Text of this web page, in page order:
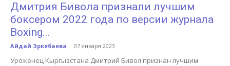
Дмитрия Бивола признали лучшим
боксером 2022 года по версии журнала
Boxing...
Айдай Эркебаева - 07 января 2023
Уроженец Кыргызстана Дмитрий Бивол признан лучшим